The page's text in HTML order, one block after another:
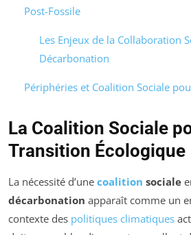
Post-Fossile
Les Enjeux de la Collaboration
Décarbonation
Périphéries et Coalition Sociale
La Coalition Sociale
Transition Écologique
La nécessité d’une coalition sociale
décarbonation apparaît comme un
contexte des politiques climatiques